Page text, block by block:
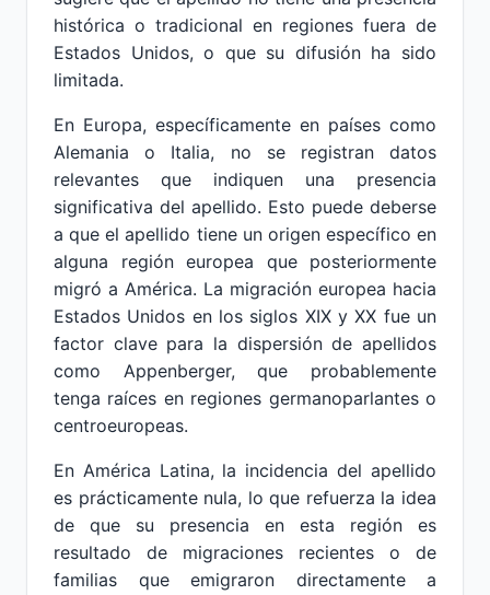
histórica o tradicional en regiones fuera de
Estados Unidos, o que su difusión ha sido
limitada.
En Europa, específicamente en países como
Alemania o Italia, no se registran datos
relevantes que indiquen una presencia
significativa del apellido. Esto puede deberse
a que el apellido tiene un origen específico en
alguna región europea que posteriormente
migró a América. La migración europea hacia
Estados Unidos en los siglos XIX y XX fue un
factor clave para la dispersión de apellidos
como Appenberger, que probablemente
tenga raíces en regiones germanoparlantes o
centroeuropeas.
En América Latina, la incidencia del apellido
es prácticamente nula, lo que refuerza la idea
de que su presencia en esta región es
resultado de migraciones recientes o de
familias que emigraron directamente a